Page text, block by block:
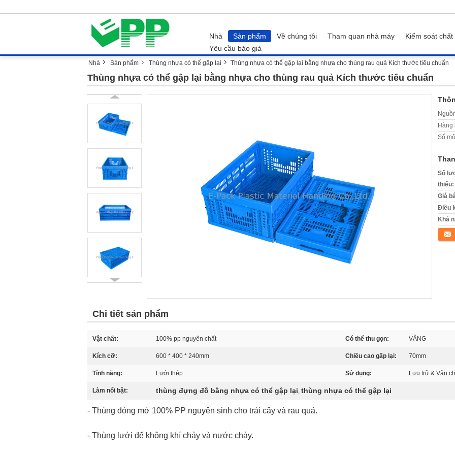
Nhà Sản phẩm Về chúng tôi Tham quan nhà máy Kiểm soát
Yêu cầu báo giá
Nhà Sản phẩm Thùng nhựa có thể gập lại Thùng nhựa có thể gập lại bằng nhựa cho thùng rau quả Kích thước tiêu chuẩn
Thùng nhựa có thể gập lại bằng nhựa cho thùng rau quả Kích thước tiêu chuẩn
Hàng
Số
Số
thiểu:
Giá
Điều
Khả
Tiếp
Chi tiết sản phẩm
Vật chất: 100% pp nguyên chất Có thể thu gọn: VÂNG
Kích cỡ: 600 * 400 * 240mm Chiều cao gấp lại: 70mm
Tính năng: Lưới thép Sử dụng: Lưu trữ & Vận
Làm nổi bật: thùng đựng đồ bằng nhựa có thể gập lại, thùng nhựa có thể gập lại
- Thùng đóng mở 100% PP nguyên sinh cho trái cây và rau quả.
- Thùng lưới để không khí chảy và nước chảy.